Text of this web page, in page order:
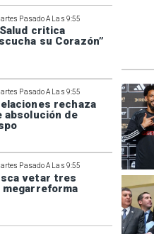
Pasado A Las 9:55
critica
su Corazón”
Pasado A Las 9:55
rechaza
absolución de
Pasado A Las 9:55
vetar tres